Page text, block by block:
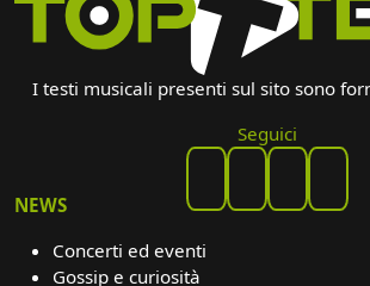
I testi musicali presenti sul sito sono
Seguici
NEWS
Concerti ed eventi
Gossip e curiosità